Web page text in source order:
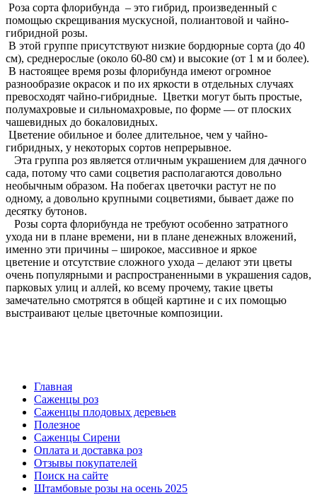
Роза сорта флорибунда – это гибрид, произведенный с
помощью скрещивания мускусной, полиантовой и чайно-
гибридной розы.
В этой группе присутствуют низкие бордюрные сорта (до 40
см), среднерослые (около 60-80 см) и высокие (от 1 м и более).
В настоящее время розы флорибунда имеют огромное
разнообразие окрасок и по их яркости в отдельных случаях
превосходят чайно-гибридные. Цветки могут быть простые,
полумахровые и сильномахровые, по форме — от плоских
чашевидных до бокаловидных.
Цветение обильное и более длительное, чем у чайно-
гибридных, у некоторых сортов непрерывное.
Эта группа роз является отличным украшением для дачного
сада, потому что сами соцветия располагаются довольно
необычным образом. На побегах цветочки растут не по
одному, а довольно крупными соцветиями, бывает даже по
десятку бутонов.
Розы сорта флорибунда не требуют особенно затратного
ухода ни в плане времени, ни в плане денежных вложений,
именно эти причины – широкое, массивное и яркое
цветение и отсутствие сложного ухода – делают эти цветы
очень популярными и распространенными в украшения садов,
парковых улиц и аллей, ко всему прочему, такие цветы
замечательно смотрятся в общей картине и с их помощью
выстраивают целые цветочные композиции.
Главная
Саженцы роз
Саженцы плодовых деревьев
Полезное
Саженцы Сирени
Оплата и доставка роз
Отзывы покупателей
Поиск на сайте
Штамбовые розы на осень 2025